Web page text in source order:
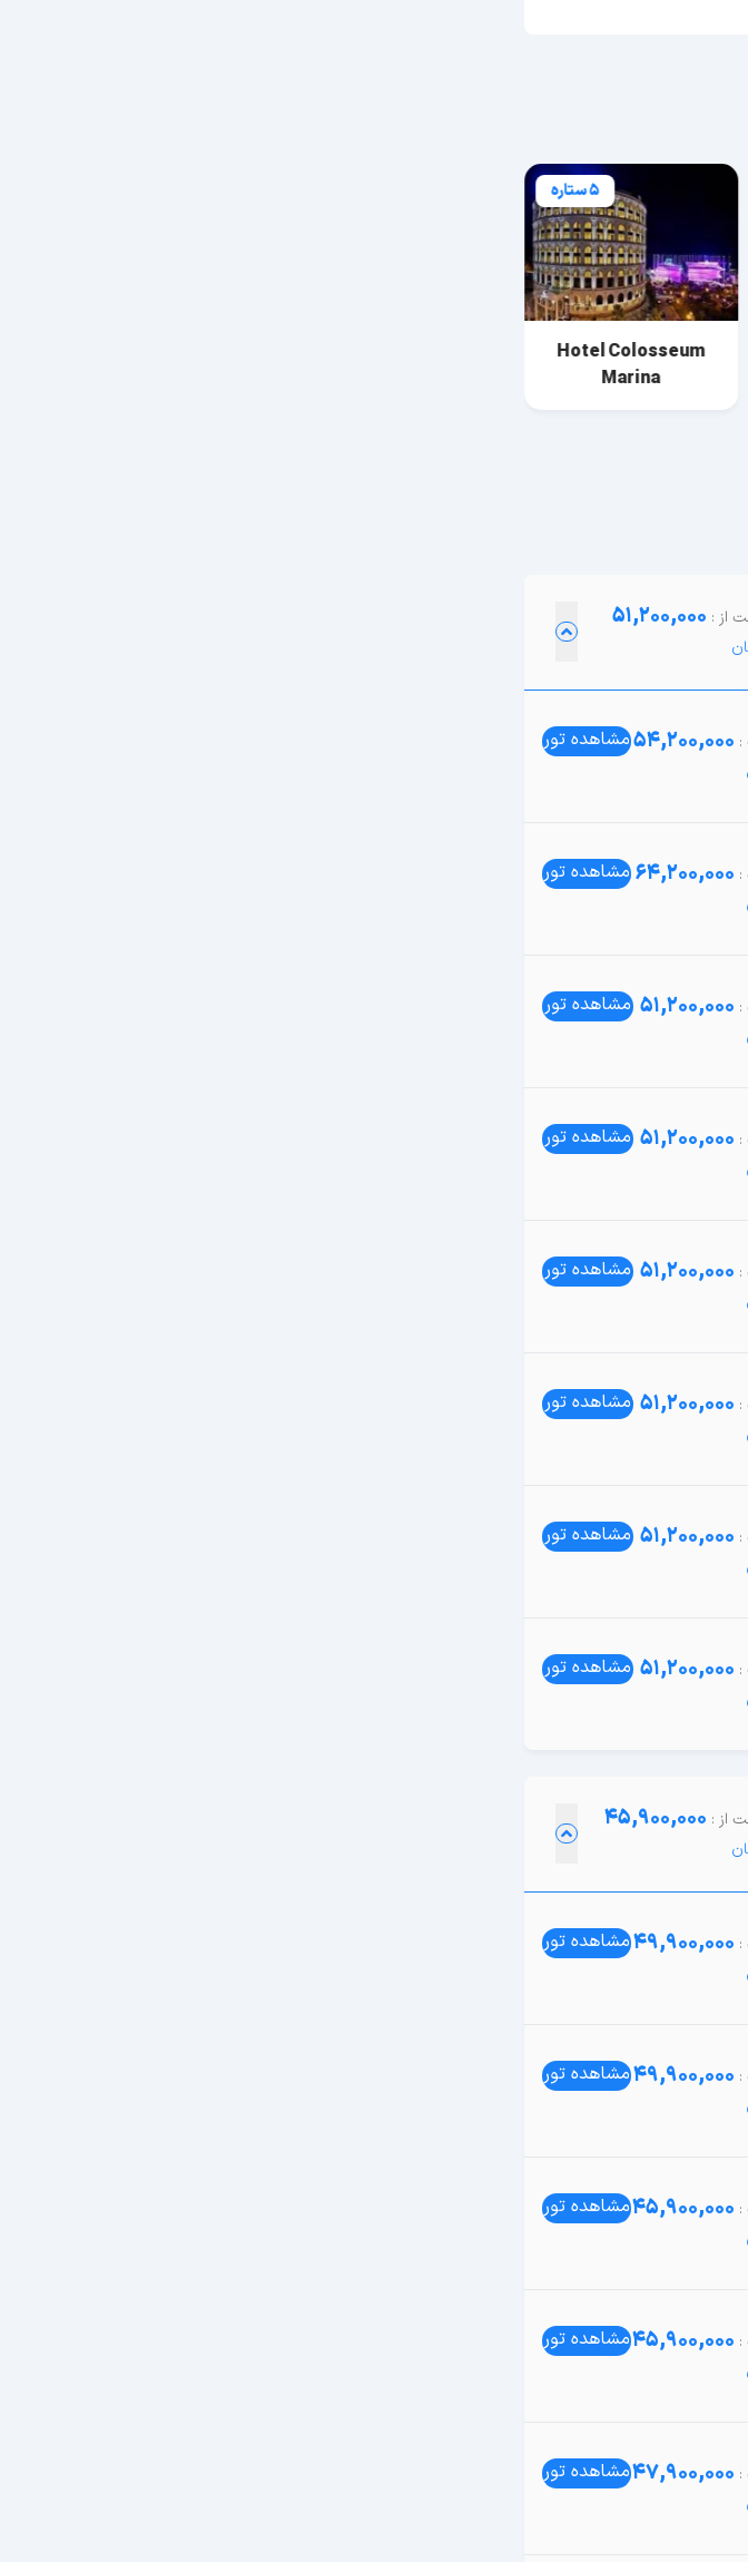
5 ستاره
Hotel Hilton Batumi
51,200,000
54,200,000مشاهده تور
64,200,000 مشاهده تور
51,200,000 مشاهده تور
51,200,000 مشاهده تور
51,200,000 مشاهده تور
51,200,000 مشاهده تور
51,200,000 مشاهده تور
51,200,000 مشاهده تور
45,900,000
49,900,000مشاهده تور
49,900,000مشاهده تور
45,900,000مشاهده تور
45,900,000مشاهده تور
47,900,000مشاهده تور